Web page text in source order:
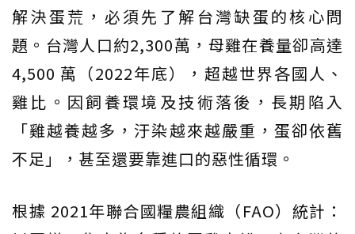
解決蛋荒，必須先了解台灣缺蛋的核心問
題。台灣人口約2,300萬，母雞在養量卻高達
4,500 萬（2022年底），超越世界各國人、
雞比。因飼養環境及技術落後，長期陷入
「雞越養越多，汙染越來越嚴重，蛋卻依舊
不足」，甚至還要靠進口的惡性循環。
根據 2021年聯合國糧農組織（FAO）統計：